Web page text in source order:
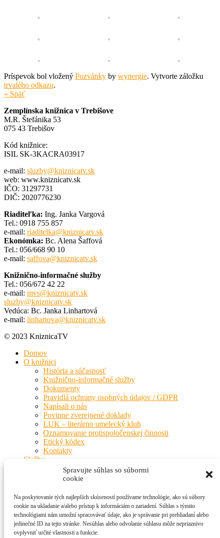
Spravujte súhlas so súbormi
cookie
Na poskytovanie tých najlepších skúseností používame technológie, ako sú súbory
cookie na ukladanie a/alebo prístup k informáciám o zariadení. Súhlas s týmito
technológiami nám umožní spracovávať údaje, ako je správanie pri prehliadaní alebo
jedinečné ID na tejto stránke. Nesúhlas alebo odvolanie súhlasu môže nepriaznivo
ovplyvniť určité vlastnosti a funkcie.
Príspevok bol vložený Pozvánky by wynergie. Vytvorte záložku
trvalého odkazu.
« Späť
Zemplínska knižnica v Trebišove
M.R. Štefánika 53
075 43 Trebišov
Kód knižnice:
ISIL SK-3KACRA03917
e-mail: sluzby@kniznicatv.sk
web: www.kniznicatv.sk
IČO: 31297731
DIČ: 2020776230
Riaditeľka: Ing. Janka Vargová
Tel.: 0918 755 857
e-mail: riaditelka@kniznicatv.sk
Ekonómka: Bc. Alena Šaffová
Tel.: 056/668 90 10
e-mail: saffova@kniznicatv.sk
Knižnično-informačné služby
Tel.: 056/672 42 22
e-mail: mvs@kniznicatv.sk
sluzby@kniznicatv.sk
Vedúca: Bc. Janka Linhartová
e-mail: linhartova@kniznicatv.sk
© 2023 KniznicaTV
Domov
O knižnici
História a súčasnosť
Knižnično-informačné služby
Dokumenty
Pravidlá ochrany osobných údajov / GDPR
Napísali o nás
Povinne zverejnené doklady
LUK – literárno umelecký klub
Oznamovanie protispoločenskej činnosti
Etický kódex
Kontakty
Služby
Služby knižnice
Knižnično-informačné služby
Výpožičný čas
MVS – Medziknižničná výpožičná služba
Slovník nielen knihovníckych výrazov
Zábava pre každého
Trieda číta s nami